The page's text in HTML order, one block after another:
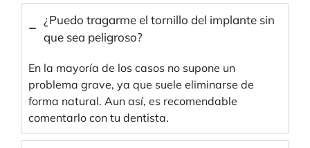
¿Puedo tragarme el tornillo del implante sin
que sea peligroso?
En la mayoría de los casos no supone un
problema grave, ya que suele eliminarse de
forma natural. Aun así, es recomendable
comentarlo con tu dentista.